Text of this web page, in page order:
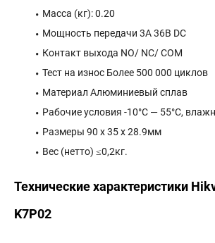
Масса (кг): 0.20
Мощность передачи 3А 36В DC
Контакт выхода NO/ NC/ COM
Тест на износ Более 500 000 циклов
Материал Алюминиевый сплав
Рабочие условия -10°С — 55°С,
Размеры 90 x 35 x 28.9мм
Вес (нетто) ≤0,2кг.
Технические характеристики
K7P02